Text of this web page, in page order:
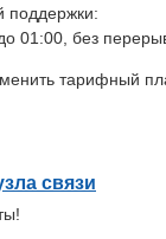
поддержки:
01:00, без
тарифный
связи